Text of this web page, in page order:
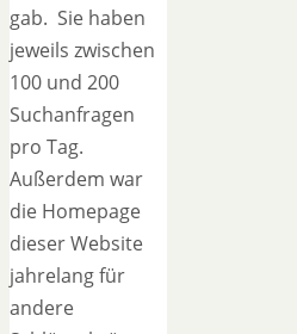
gab. Sie haben
jeweils zwischen
100 und 200
Suchanfragen
pro Tag.
Außerdem war
die Homepage
dieser Website
jahrelang für
andere